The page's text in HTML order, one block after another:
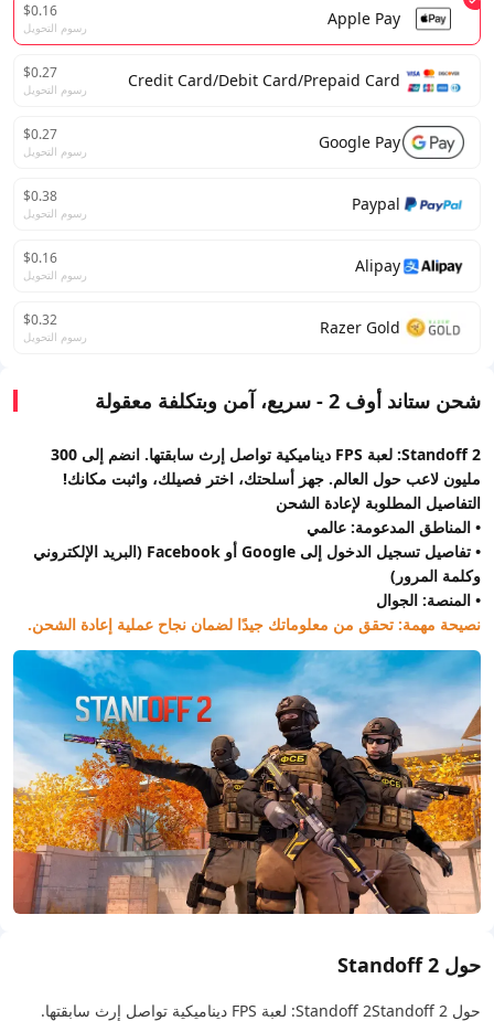
Apple Pay
$0.16
رسوم التحويل
Credit Card/Debit Card/Prepaid Card
$0.27
رسوم التحويل
Google Pay
$0.27
رسوم التحويل
Paypal
$0.38
رسوم التحويل
Alipay
$0.16
رسوم التحويل
Razer Gold
$0.32
رسوم التحويل
شحن ستاند أوف 2 - سريع، آمن وبتكلفة معقولة
Standoff 2: لعبة FPS ديناميكية تواصل إرث سابقتها. انضم إلى 300
مليون لاعب حول العالم. جهز أسلحتك، اختر فصيلك، واثبت مكانك!
التفاصيل المطلوبة لإعادة الشحن
• المناطق المدعومة: عالمي
• تفاصيل تسجيل الدخول إلى Google أو Facebook (البريد الإلكتروني
وكلمة المرور)
• المنصة: الجوال
نصيحة مهمة: تحقق من معلوماتك جيدًا لضمان نجاح عملية إعادة الشحن.
حول Standoff 2
حول Standoff 2 Standoff 2: لعبة FPS ديناميكية تواصل إرث سابقتها.